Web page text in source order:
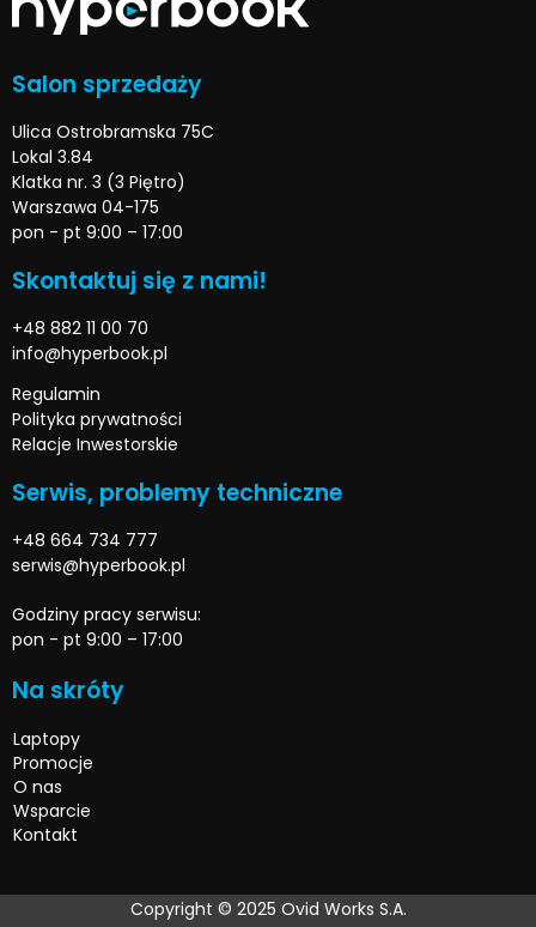
Salon sprzedaży
Ulica Ostrobramska 75C
Lokal 3.84
Klatka nr. 3 (3 Piętro)
Warszawa 04-175
pon - pt 9:00 – 17:00
Skontaktuj się z nami!
+48 882 11 00 70
info@hyperbook.pl
Regulamin
Polityka prywatności
Relacje Inwestorskie
Serwis, problemy techniczne
+48 664 734 777
serwis@hyperbook.pl
Godziny pracy serwisu:
pon - pt 9:00 – 17:00
Na skróty
Laptopy
Promocje
O nas
Wsparcie
Kontakt
Copyright © 2025 Ovid Works S.A.